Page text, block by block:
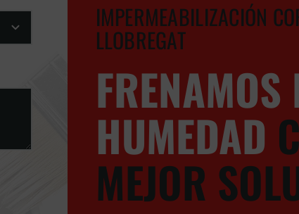
IMPERMEABILIZACIÓN
LLOBREGAT
FRENAMOS
HUMEDAD
MEJOR